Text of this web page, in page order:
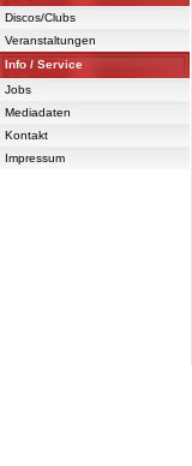
Discos/Clubs
Veranstaltungen
Info / Service
Jobs
Mediadaten
Kontakt
Impressum